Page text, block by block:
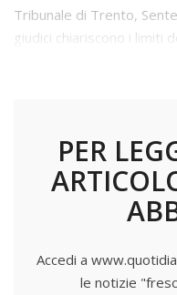
Tribunale di Trento,
giudici chiariscono i limiti
PER
Accedi a
le notizie